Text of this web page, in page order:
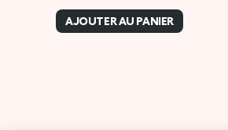
AJOUTER AU PANIER